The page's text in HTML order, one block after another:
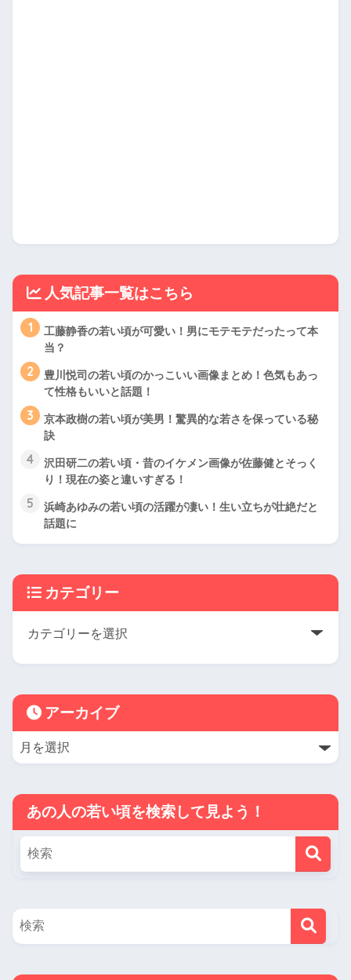
人気記事一覧はこちら
1
工藤静香の若い頃が可愛い！男にモテモテだったって本
当？
2
豊川悦司の若い頃のかっこいい画像まとめ！色気もあっ
て性格もいいと話題！
3
京本政樹の若い頃が美男！驚異的な若さを保っている秘
訣
4
沢田研二の若い頃・昔のイケメン画像が佐藤健とそっく
り！現在の姿と違いすぎる！
5
浜崎あゆみの若い頃の活躍が凄い！生い立ちが壮絶だと
話題に
カテゴリー
アーカイブ
あの人の若い頃を検索して見よう！